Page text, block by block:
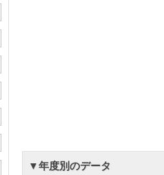
▼年度別のデータ